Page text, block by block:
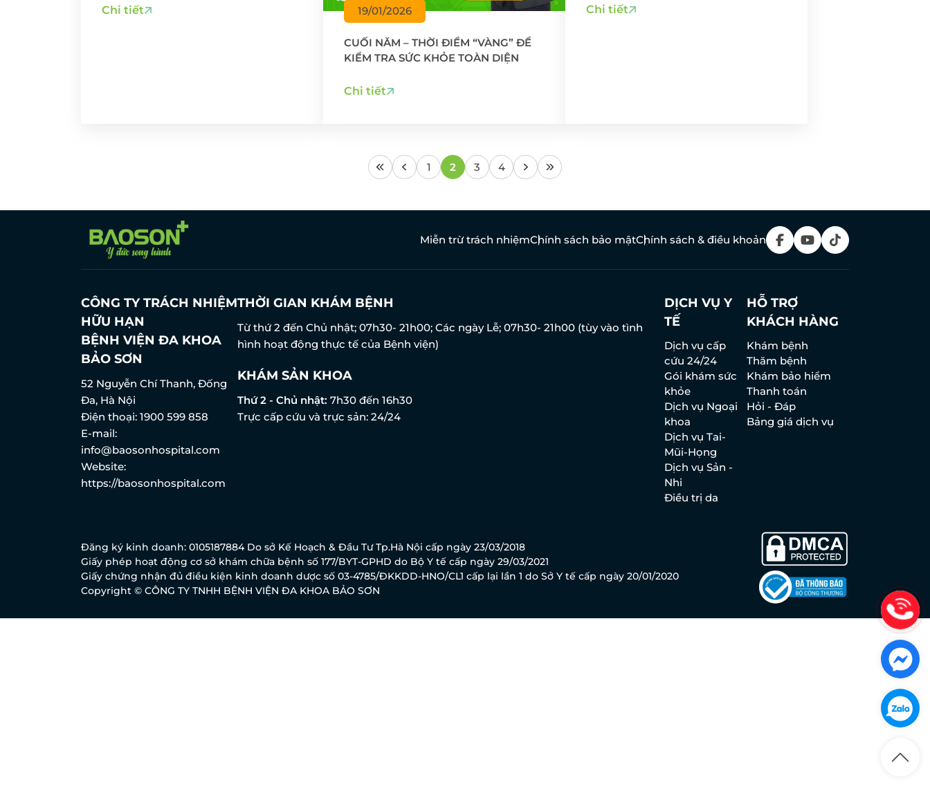
Chi tiết
19/01/2026
CUỐI NĂM – THỜI ĐIỂM “VÀNG” ĐỂ
KIỂM TRA SỨC KHỎE TOÀN DIỆN
Chi tiết
Chi tiết
1 2 3 4
Miễn trừ trách nhiệmChính sách bảo mậtChính sách & điều khoản
CÔNG TY TRÁCH NHIỆM
HỮU HẠN
BỆNH VIỆN ĐA KHOA
BẢO SƠN
52 Nguyễn Chí Thanh, Đống
Đa, Hà Nội
Điện thoại: 1900 599 858
E-mail:
info@baosonhospital.com
Website:
https://baosonhospital.com
THỜI GIAN KHÁM BỆNH
Từ thứ 2 đến Chủ nhật; 07h30- 21h00; Các ngày Lễ; 07h30- 21h00 (tùy vào tình
hình hoạt động thực tế của Bệnh viện)
KHÁM SẢN KHOA
Thứ 2 - Chủ nhật: 7h30 đến 16h30
Trực cấp cứu và trực sản: 24/24
DỊCH VỤ Y
TẾ
Dịch vụ cấp
cứu 24/24
Gói khám sức
khỏe
Dịch vụ Ngoại
khoa
Dịch vụ Tai-
Mũi-Họng
Dịch vụ Sản -
Nhi
Điều trị da
HỖ TRỢ
KHÁCH HÀNG
Khám bệnh
Thăm bệnh
Khám bảo hiểm
Thanh toán
Hỏi - Đáp
Bảng giá dịch vụ
Đăng ký kinh doanh: 0105187884 Do sở Kế Hoạch & Đầu Tư Tp.Hà Nội cấp ngày 23/03/2018
Giấy phép hoạt động cơ sở khám chữa bệnh số 177/BYT-GPHD do Bộ Y tế cấp ngày 29/03/2021
Giấy chứng nhận đủ điều kiện kinh doanh dược số 03-4785/ĐKKDD-HNO/CL1 cấp lại lần 1 do Sở Y tế cấp ngày 20/01/2020
Copyright © CÔNG TY TNHH BỆNH VIỆN ĐA KHOA BẢO SƠN